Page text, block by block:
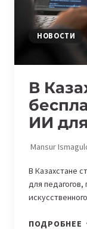
НОВОСТИ
В
ИИ
Mansur
В Казахстане
для
ПОДРОБНЕЕ В